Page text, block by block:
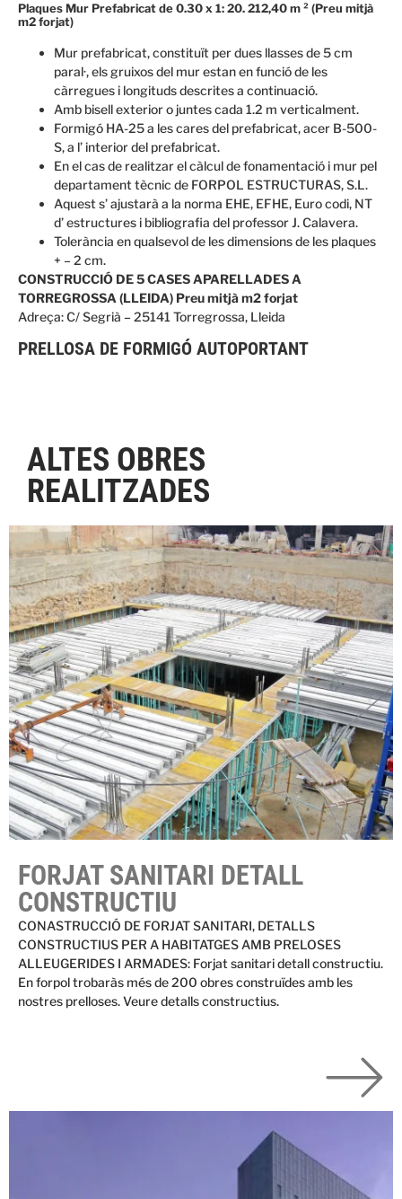
Plaques Mur Prefabricat de 0.30 x 1: 20. 212,40 m ² (Preu mitjà
m2 forjat)
Mur prefabricat, constituït per dues llasses de 5 cm
paral·, els gruixos del mur estan en funció de les
càrregues i longituds descrites a continuació.
Amb bisell exterior o juntes cada 1.2 m verticalment.
Formigó HA-25 a les cares del prefabricat, acer B-500-
S, a l’ interior del prefabricat.
En el cas de realitzar el càlcul de fonamentació i mur pel
departament tècnic de FORPOL ESTRUCTURAS, S.L.
Aquest s’ ajustarà a la norma EHE, EFHE, Euro codi, NT
d’ estructures i bibliografia del professor J. Calavera.
Tolerància en qualsevol de les dimensions de les plaques
+ – 2 cm.
CONSTRUCCIÓ DE 5 CASES APARELLADES A
TORREGROSSA (LLEIDA) Preu mitjà m2 forjat
Adreça: C/ Segrià – 25141 Torregrossa, Lleida
PRELLOSA DE FORMIGÓ AUTOPORTANT
ALTES OBRES
REALITZADES
FORJAT SANITARI DETALL
CONSTRUCTIU
CONASTRUCCIÓ DE FORJAT SANITARI, DETALLS
CONSTRUCTIUS PER A HABITATGES AMB PRELOSES
ALLEUGERIDES I ARMADES: Forjat sanitari detall constructiu.
En forpol trobaràs més de 200 obres construïdes amb les
nostres prelloses. Veure detalls constructius.